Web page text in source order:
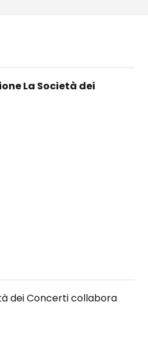
La Società dei
dei Concerti collabora